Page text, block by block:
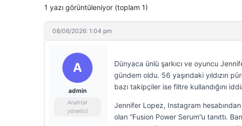
1 yazı görüntüleniyor (toplam 1)
08/06/2026: 1:04 pm
A
admin
Anahtar
yönetici
Dünyaca ünlü şarkıcı ve oyuncu
gündem oldu. 56 yaşındaki yıldızın
bazı takipçiler ise filtre kullandığını
Jennifer Lopez, Instagram
olan “Fusion Power Serum”u tanıttı.